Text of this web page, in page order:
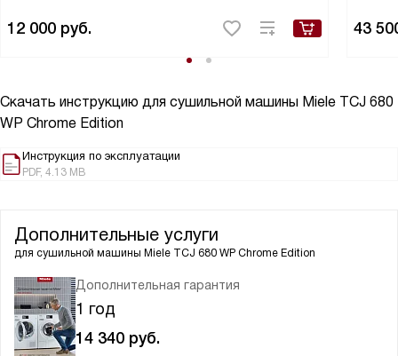
12 000 руб. 43
Скачать инструкцию для сушильной машины Miele TCJ 680
WP Chrome Edition
Инструкция по эксплуатации
PDF, 4.13 MB
Дополнительные услуги
для сушильной машины Miele TCJ 680 WP Chrome Edition
Дополнительная гарантия
1 год
14 340 руб.